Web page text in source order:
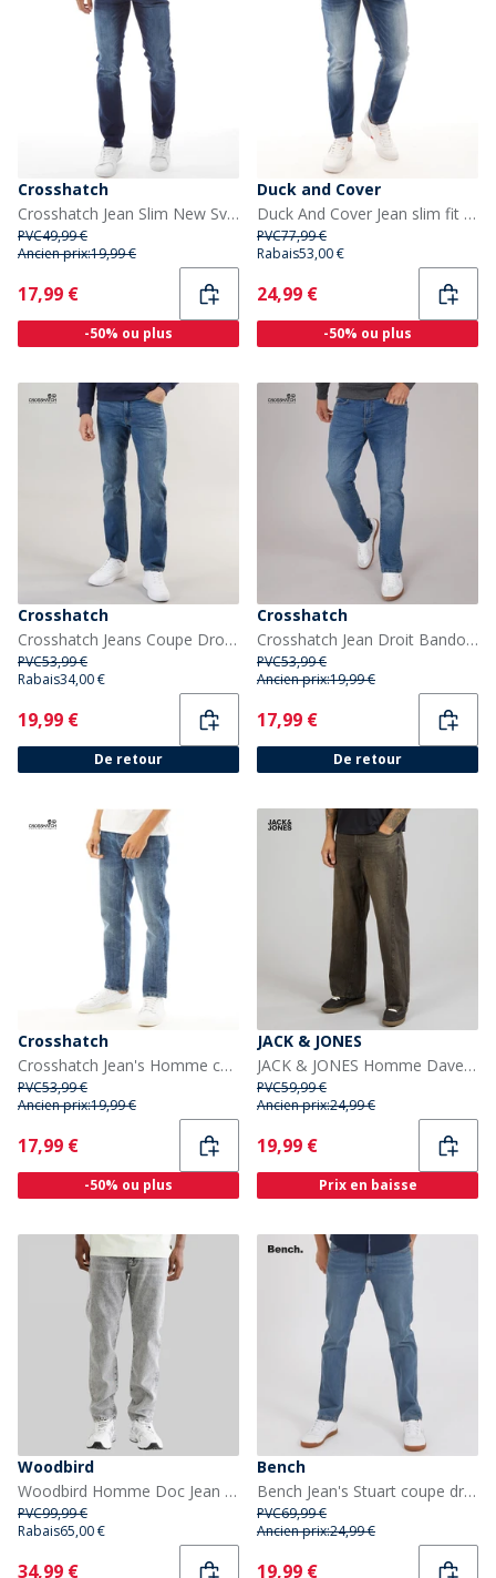
Crosshatch
Crosshatch Jean Slim New Svelte Homme Délavé Foncé
PVC49,99 €
Ancien prix:19,99 €
Current
17,99 €
-50% ou plus
Duck and Cover
Duck And Cover Jean slim fit Homme Stone Wash Maylead
PVC77,99 €
Rabais53,00 €
Current
24,99 €
-50% ou plus
Crosshatch
Crosshatch Jeans Coupe Droite Chas Homme Délavage Moyen
PVC53,99 €
Rabais34,00 €
Current
19,99 €
De retour
Crosshatch
Crosshatch Jean Droit Bandol Homme Bleu
PVC53,99 €
Ancien prix:19,99 €
Current
17,99 €
De retour
Crosshatch
Crosshatch Jean's Homme coupe droite en tissu technique gaufré délavé stone
PVC53,99 €
Ancien prix:19,99 €
Current
17,99 €
-50% ou plus
JACK & JONES
JACK & JONES Homme Dave Jeans Larges 464 Obliques Black Denim
PVC59,99 €
Ancien prix:24,99 €
Current
19,99 €
Prix en baisse
Woodbird
Woodbird Homme Doc Jean fuselé régulier Gris
PVC99,99 €
Rabais65,00 €
Current
34,99 €
Bench
Bench Jean's Stuart coupe droite, délavage Bleu moyen
PVC69,99 €
Ancien prix:24,99 €
Current
19,99 €